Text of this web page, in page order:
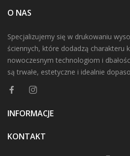
O NAS
Specjalizujemy się w drukowaniu
ściennych, które dodadzą charakteru
nowoczesnym technologiom i
są trwałe, estetyczne i idealnie
INFORMACJE
KONTAKT